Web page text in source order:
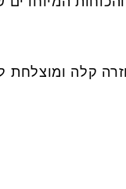
קלה ומוצלחת